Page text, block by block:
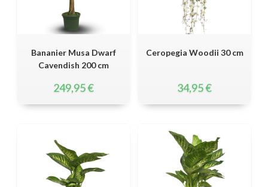
Bananier Musa Dwarf
Cavendish 200 cm
249,95€
Ceropegia Woodii 30 cm
34,95€